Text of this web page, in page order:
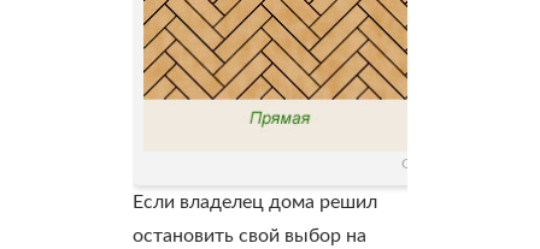
Схемы укладки
Если владелец дома решил
остановить свой выбор на